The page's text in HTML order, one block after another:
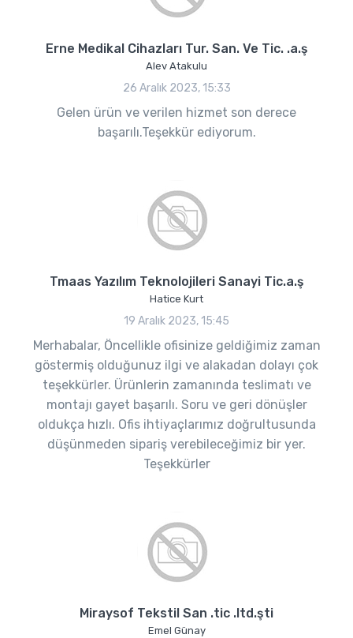
Erne Medikal Cihazları Tur. San. Ve Tic. .a.ş
Alev Atakulu
26 Aralık 2023, 15:33
Gelen ürün ve verilen hizmet son derece
başarılı.Teşekkür ediyorum.
Tmaas Yazılım Teknolojileri Sanayi Tic.a.ş
Hatice Kurt
19 Aralık 2023, 15:45
Merhabalar, Öncellikle ofisinize geldiğimiz zaman
göstermiş olduğunuz ilgi ve alakadan dolayı çok
teşekkürler. Ürünlerin zamanında teslimatı ve
montajı gayet başarılı. Soru ve geri dönüşler
oldukça hızlı. Ofis ihtiyaçlarımız doğrultusunda
düşünmeden sipariş verebileceğimiz bir yer.
Teşekkürler
Miraysof Tekstil San .tic .ltd.şti
Emel Günay